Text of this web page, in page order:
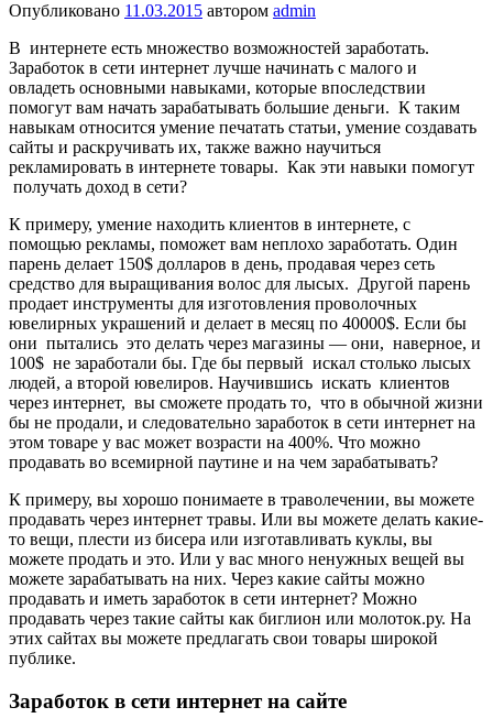
Опубликовано 11.03.2015 автором admin
В интернете есть множество возможностей заработать.
Заработок в сети интернет лучше начинать с малого и
овладеть основными навыками, которые впоследствии
помогут вам начать зарабатывать большие деньги. К таким
навыкам относится умение печатать статьи, умение создавать
сайты и раскручивать их, также важно научиться
рекламировать в интернете товары. Как эти навыки помогут
получать доход в сети?
К примеру, умение находить клиентов в интернете, с
помощью рекламы, поможет вам неплохо заработать. Один
парень делает 150$ долларов в день, продавая через сеть
средство для выращивания волос для лысых. Другой парень
продает инструменты для изготовления проволочных
ювелирных украшений и делает в месяц по 40000$. Если бы
они пытались это делать через магазины — они, наверное, и
100$ не заработали бы. Где бы первый искал столько лысых
людей, а второй ювелиров. Научившись искать клиентов
через интернет, вы сможете продать то, что в обычной жизни
бы не продали, и следовательно заработок в сети интернет на
этом товаре у вас может возрасти на 400%. Что можно
продавать во всемирной паутине и на чем зарабатывать?
К примеру, вы хорошо понимаете в траволечении, вы можете
продавать через интернет травы. Или вы можете делать какие-
то вещи, плести из бисера или изготавливать куклы, вы
можете продать и это. Или у вас много ненужных вещей вы
можете зарабатывать на них. Через какие сайты можно
продавать и иметь заработок в сети интернет? Можно
продавать через такие сайты как биглион или молоток.ру. На
этих сайтах вы можете предлагать свои товары широкой
публике.
Заработок в сети интернет на сайте